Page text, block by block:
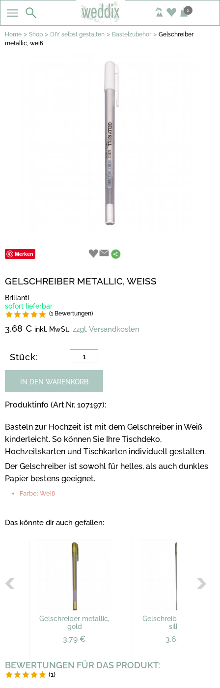
0
Home > Shop > DIY selbst gestalten > Bastelzubehör > Gelschreiber
metallic, weiß
Merken
GELSCHREIBER METALLIC, WEISS
Brillant!
sofort lieferbar
(1 Bewertungen)
3,68 € inkl. MwSt., zzgl. Versandkosten
Stück:
IN DEN WARENKORB
Produktinfo (Art.Nr. 107197):
Basteln zur Hochzeit ist mit dem Gelschreiber in Weiß
kinderleicht. So können Sie Ihre Tischdeko,
Hochzeitskarten und Tischkarten individuell gestalten.
Der Gelschreiber ist sowohl für helles, als auch dunkles
Papier bestens geeignet.
Farbe: Weiß
Das könnte dir auch gefallen:
Gelschreiber metallic,
gold
3,79 €
Gelschreiber metallic,
silber
3,68 €
BEWERTUNGEN FÜR DAS PRODUKT:
(1)